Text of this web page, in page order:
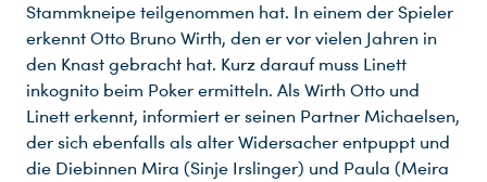
Stammkneipe teilgenommen hat. In einem der Spieler
erkennt Otto Bruno Wirth, den er vor vielen Jahren in
den Knast gebracht hat. Kurz darauf muss Linett
inkognito beim Poker ermitteln. Als Wirth Otto und
Linett erkennt, informiert er seinen Partner Michaelsen,
der sich ebenfalls als alter Widersacher entpuppt und
die Diebinnen Mira (Sinje Irslinger) und Paula (Meira